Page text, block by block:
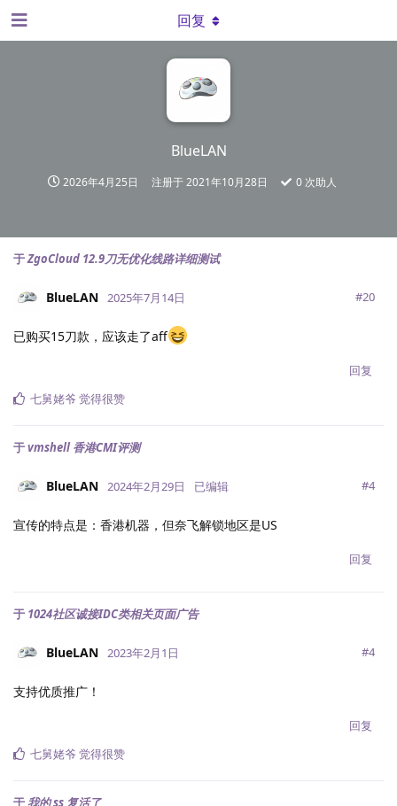
BlueLAN
2026年4月25日 注册于2021年10月28日 0次助人
回复
于ZgoCloud 12.9刀无优化线路详细测试
BlueLAN 2025年7月14日 #20
已购买15刀款，应该走了aff
回复
七舅姥爷 觉得很赞
于vmshell 香港CMI评测
BlueLAN 2024年2月29日 已编辑 #4
宣传的特点是：香港机器，但奈飞解锁地区是US
回复
于 1024社区诚接IDC类相关页面广告
BlueLAN 2023年2月1日 #4
支持优质推广！
回复
七舅姥爷 觉得很赞
于我的 ss 复活了